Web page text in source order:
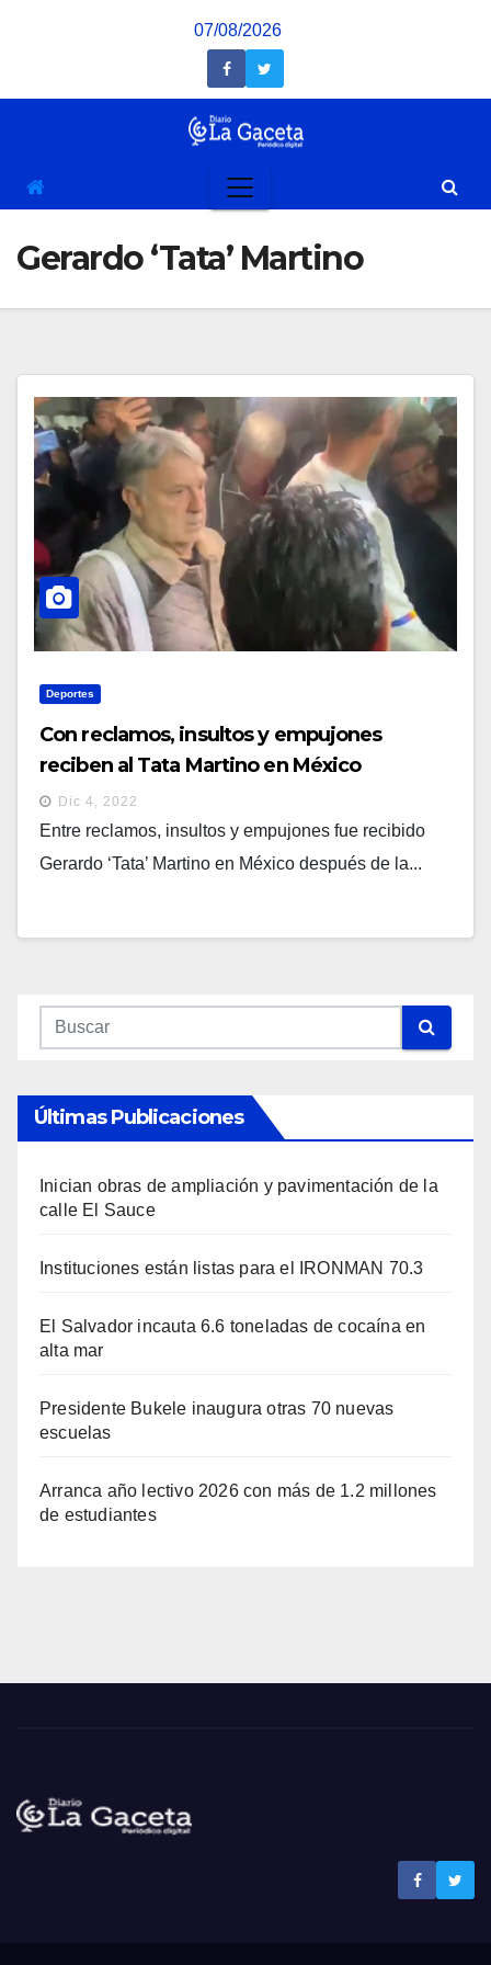
07/08/2026
Gerardo ‘Tata’ Martino
Deportes
Con reclamos, insultos y empujones
reciben al Tata Martino en México
Dic 4, 2022
Entre reclamos, insultos y empujones fue recibido
Gerardo ‘Tata’ Martino en México después de la...
Últimas Publicaciones
Inician obras de ampliación y pavimentación de la
calle El Sauce
Instituciones están listas para el IRONMAN 70.3
El Salvador incauta 6.6 toneladas de cocaína en
alta mar
Presidente Bukele inaugura otras 70 nuevas
escuelas
Arranca año lectivo 2026 con más de 1.2 millones
de estudiantes